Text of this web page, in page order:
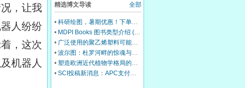
，让我
人纷纷
，这次
机器人
用潜力
全部
精选博文导读
• 科研绘图，暑期优惠！下单立减500元
• MDPI Books 图书类型介绍 (三)：Edited Book
• 广泛使用的聚乙烯塑料可能会损害你的肝脏
• 波尔图：杜罗河畔的惊魂与治愈
• 塑造欧洲近代植物学格局的马德里皇家植物园里程碑式园长
• SCI投稿新消息：APC支付服务再升级！